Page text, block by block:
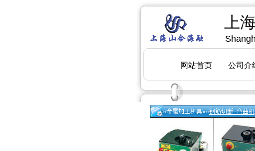
»金属加工机具»»钢筋切断_弯曲机